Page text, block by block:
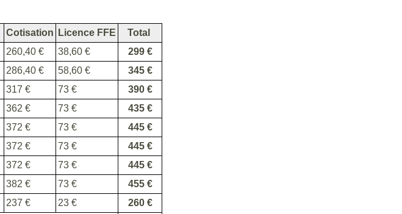
Cotisation Licence FFE
Total
260,40 € 38,60 €
299 €
286,40 € 58,60 €
345 €
317 € 73 €
390 €
362 € 73 €
435 €
372 € 73 €
445 €
372 € 73 €
445 €
372 € 73 €
445 €
382 € 73 €
455 €
237 € 23 €
260 €